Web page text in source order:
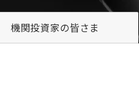
機関投資家の皆さま